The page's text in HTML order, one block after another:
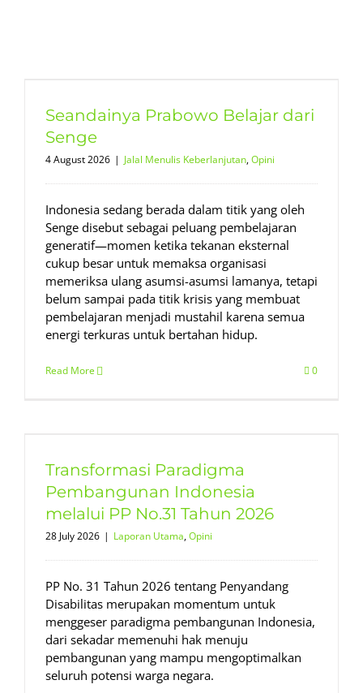
Seandainya Prabowo Belajar dari
Senge
4 August 2026 | Jalal Menulis Keberlanjutan,Opini
Indonesia sedang berada dalam titik yang oleh
Senge disebut sebagai peluang pembelajaran
generatif—momen ketika tekanan eksternal
cukup besar untuk memaksa organisasi
memeriksa ulang asumsi-asumsi lamanya, tetapi
belum sampai pada titik krisis yang membuat
pembelajaran menjadi mustahil karena semua
energi terkuras untuk bertahan hidup.
Read More 0
Transformasi Paradigma
Pembangunan Indonesia
melalui PP No.31 Tahun 2026
28 July 2026 | Laporan Utama,Opini
PP No. 31 Tahun 2026 tentang Penyandang
Disabilitas merupakan momentum untuk
menggeser paradigma pembangunan Indonesia,
dari sekadar memenuhi hak menuju
pembangunan yang mampu mengoptimalkan
seluruh potensi warga negara.